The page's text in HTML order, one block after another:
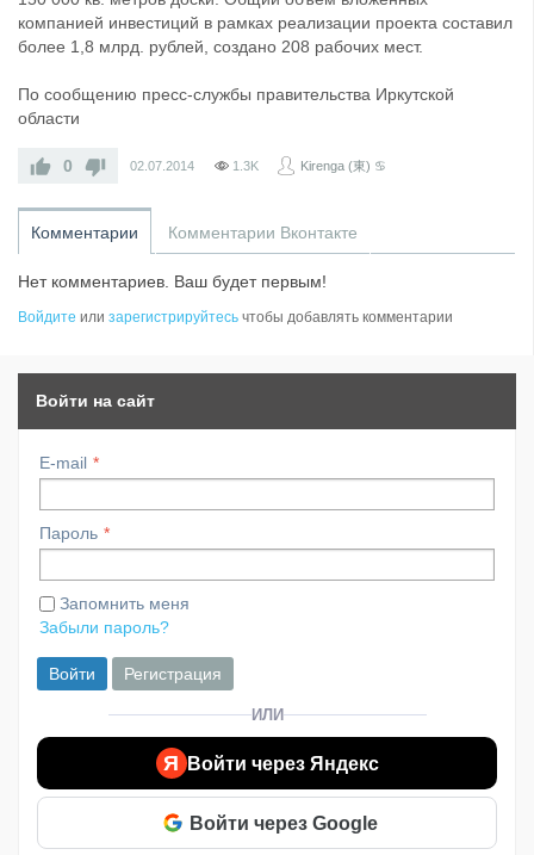
компанией инвестиций в рамках реализации проекта составил
более 1,8 млрд. рублей, создано 208 рабочих мест.
По сообщению пресс-службы правительства Иркутской
области
0 02.07.2014 1.3K Kirenga (東) ♋
Комментарии Комментарии Вконтакте
Нет комментариев. Ваш будет первым!
Войдите или зарегистрируйтесь чтобы добавлять комментарии
Войти на сайт
E-mail
Пароль
Запомнить меня
Забыли пароль?
Войти Регистрация
ИЛИ
Я Войти через Яндекс
Войти через Google